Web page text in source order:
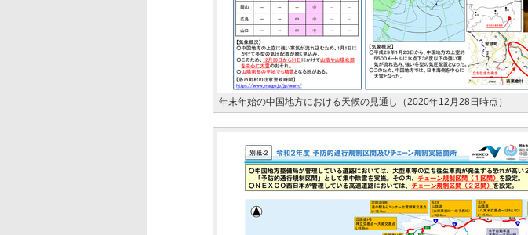
年末年始の中国地方における天候の見通し（2020年12月28日時点）